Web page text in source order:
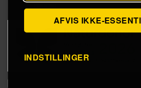
AFVIS IKKE-
INDSTILLINGER